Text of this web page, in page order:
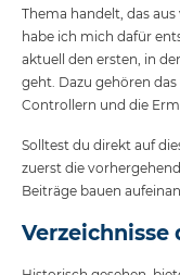
Thema handelt, das
habe ich mich dafür
aktuell den ersten, in
geht. Dazu gehören
Controllern und die
Solltest du direkt auf
zuerst die
Beiträge bauen
Verzeichnisse